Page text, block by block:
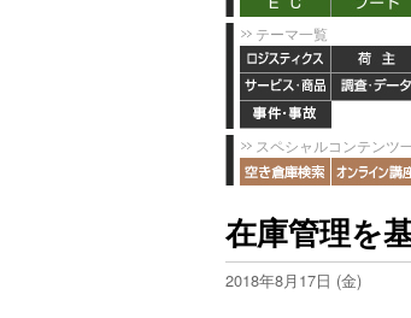
テーマ一覧
スペシャルコンテンツ
在庫管理を
2018年8月17日 (金)